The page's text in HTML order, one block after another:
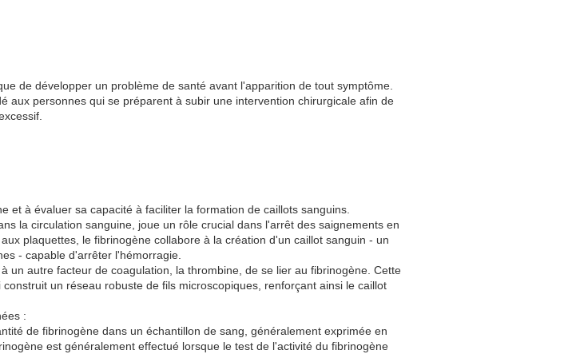
de développer un problème de santé avant l'apparition de tout symptôme.
aux personnes qui se préparent à subir une intervention chirurgicale afin de
et à évaluer sa capacité à faciliter la formation de caillots sanguins.
la circulation sanguine, joue un rôle crucial dans l'arrêt des saignements en
plaquettes, le fibrinogène collabore à la création d'un caillot sanguin - un
- capable d'arrêter l'hémorragie.
un autre facteur de coagulation, la thrombine, de se lier au fibrinogène. Cette
un réseau robuste de fils microscopiques, renforçant ainsi le caillot
:
de fibrinogène dans un échantillon de sang, généralement exprimée en
est généralement effectué lorsque le test de l'activité du fibrinogène